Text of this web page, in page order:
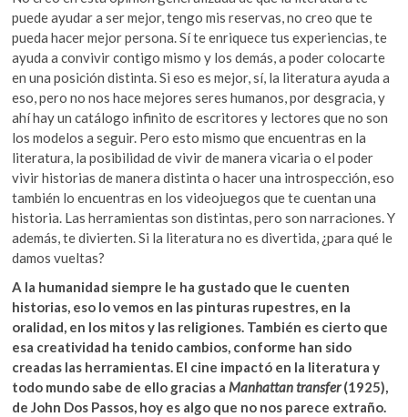
puede ayudar a ser mejor, tengo mis reservas, no creo que te
pueda hacer mejor persona. Sí te enriquece tus experiencias, te
ayuda a convivir contigo mismo y los demás, a poder colocarte
en una posición distinta. Si eso es mejor, sí, la literatura ayuda a
eso, pero no nos hace mejores seres humanos, por desgracia, y
ahí hay un catálogo infinito de escritores y lectores que no son
los modelos a seguir. Pero esto mismo que encuentras en la
literatura, la posibilidad de vivir de manera vicaria o el poder
vivir historias de manera distinta o hacer una introspección, eso
también lo encuentras en los videojuegos que te cuentan una
historia. Las herramientas son distintas, pero son narraciones. Y
además, te divierten. Si la literatura no es divertida, ¿para qué le
damos vueltas?
A la humanidad siempre le ha gustado que le cuenten
historias, eso lo vemos en las pinturas rupestres, en la
oralidad, en los mitos y las religiones. También es cierto que
esa creatividad ha tenido cambios, conforme han sido
creadas las herramientas. El cine impactó en la literatura y
todo mundo sabe de ello gracias aManhattan transfer(1925),
de John Dos Passos, hoy es algo que no nos parece extraño.